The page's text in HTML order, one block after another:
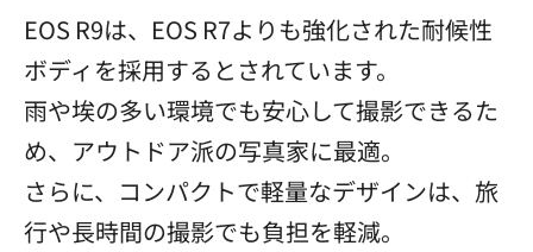
EOS R9は、EOS R7よりも強化された耐候性
ボディを採用するとされています。
雨や埃の多い環境でも安心して撮影できるた
め、アウトドア派の写真家に最適。
さらに、コンパクトで軽量なデザインは、旅
行や長時間の撮影でも負担を軽減。